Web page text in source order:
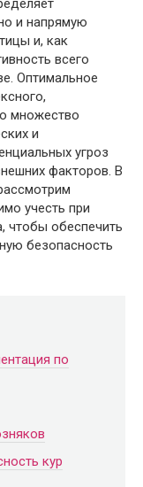
и напрямую
и, как
всего
Оптимальное
множество
и
угроз
факторов. В
учесть при
чтобы обеспечить
безопасность
по
кур